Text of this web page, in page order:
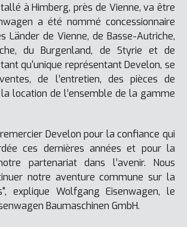
à Himberg, près de Vienne, va être
a été nommé concessionnaire
Länder de Vienne, de Basse-Autriche,
du Burgenland, de Styrie et de
qu'unique représentant Develon, se
de l’entretien, des pièces de
location de l’ensemble de la gamme
Develon pour la confiance qui
ces dernières années et pour la
partenariat dans l’avenir. Nous
notre aventure commune sur la
explique Wolfgang Eisenwagen, le
Baumaschinen GmbH.